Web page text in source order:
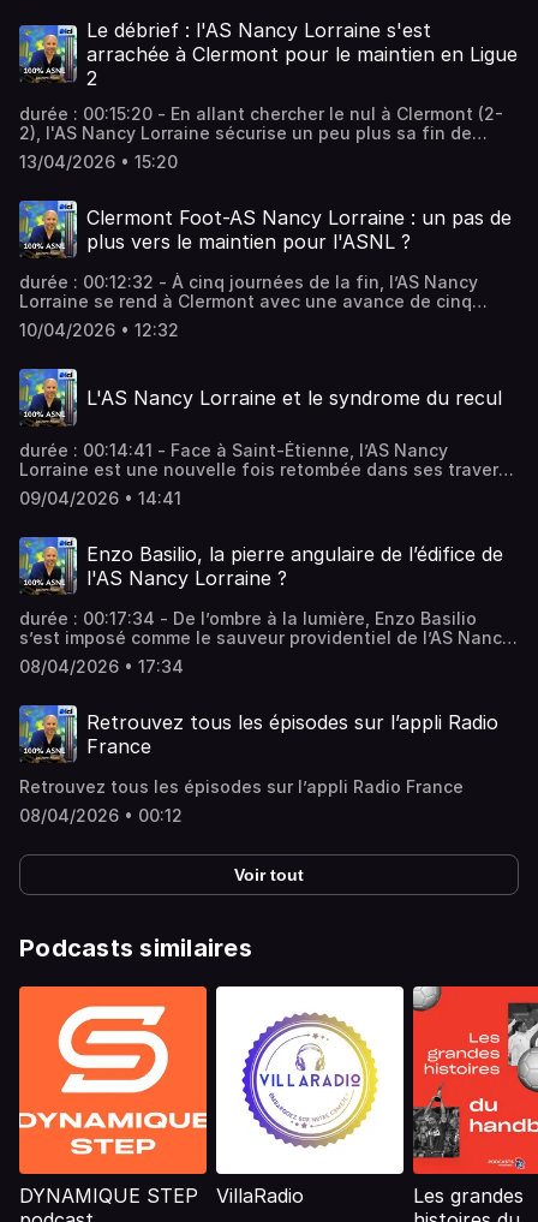
caractère à un collectif . Vous aimez ce podcast ? Pour
écouter tous les épisodes sans limite, rendez-vous sur
Radio France
Le débrief : l'AS Nancy Lorraine s'est
arrachée à Clermont pour le maintien en Ligue
2
durée : 00:15:20 - En allant chercher le nul à Clermont (2-
2), l'AS Nancy Lorraine sécurise un peu plus sa fin de
saison. Ce point glané aux forceps permet à l’ASNL de
garder 5 longueurs d’avance sur la zone rouge de Ligue 2.
du maintien. Analyse dans 100% ASNL. Vous aimez ce
podcast ? Pour écouter tous les épisodes sans limite,
rendez-vous sur Radio France
13/04/2026 • 15:20
Clermont Foot-AS Nancy Lorraine : un pas de
plus vers le maintien pour l'ASNL ?
durée : 00:12:32 - À cinq journées de la fin, l’AS Nancy
Lorraine se rend à Clermont avec une avance de cinq
points sur la zone de turbulence. Ce duel face à un
concurrent direct est une occasion pour l'ASNL de
fin de saison maîtrisée. Vous aimez ce podcast ? Pour
écouter tous les épisodes sans limite, rendez-vous sur
Radio France
10/04/2026 • 12:32
L'AS Nancy Lorraine et le syndrome du recul
durée : 00:14:41 - Face à Saint-Étienne, l’AS Nancy
Lorraine est une nouvelle fois retombée dans ses travers.
En abandonnant l’initiative après la pause, les Nancéiens
ont subi le jeu jusqu’à l’égalisation fatidique. Un scénario
score sans reculer. Vous aimez ce podcast ? Pour écouter
tous les épisodes sans limite, rendez-vous sur Radio
France
09/04/2026 • 14:41
Enzo Basilio, la pierre angulaire de l’édifice de
l'AS Nancy Lorraine ?
durée : 00:17:34 - De l’ombre à la lumière, Enzo Basilio
s’est imposé comme le sauveur providentiel de l’AS Nancy
Lorraine. Après des débuts marqués par l’adversité,
l’ancien Guingampais a transformé les doutes en
plus déterminante du mercato nancéien. Vous aimez ce
podcast ? Pour écouter tous les épisodes sans limite,
rendez-vous sur Radio France
08/04/2026 • 17:34
Retrouvez tous les épisodes sur l’appli Radio
France
Retrouvez tous les épisodes sur l’appli Radio France
08/04/2026 • 00:12
Voir tout
Podcasts similaires
DYNAMIQUE STEP
VillaRadio
Les grandes